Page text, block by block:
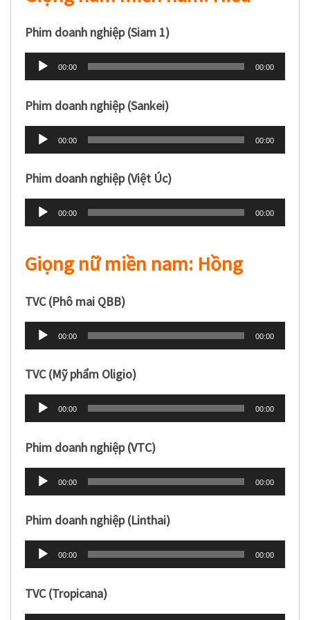
Phim doanh nghiệp (Siam 1)
Trình
phát
âm
00:00 00:00
Phim doanh nghiệp (Sankei)
Trình
phát
âm
00:00 00:00
Phim doanh nghiệp (Việt Úc)
Trình
phát
thanh
00:00 00:00
Giọng nữ miền nam: Hồng
TVC (Phô mai QBB)
Trình
phát
âm
00:00 00:00
TVC (Mỹ phẩm Oligio)
Trình
phát
âm
00:00 00:00
Phim doanh nghiệp (VTC)
Trình
phát
âm
00:00 00:00
Phim doanh nghiệp (Linthai)
Trình
phát
âm
thanh
00:00 00:00
TVC (Tropicana)